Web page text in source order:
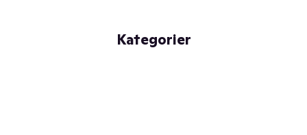
Kategorier